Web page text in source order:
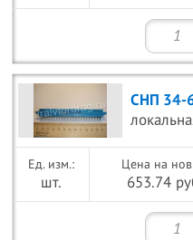
СНП 34-
шт.
Цена на
653.74